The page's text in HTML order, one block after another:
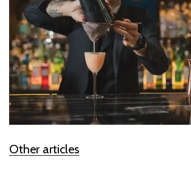
Other articles